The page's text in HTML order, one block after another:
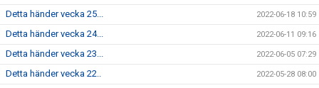
Detta händer vecka 25... 2022-06-18 10:59
Detta händer vecka 24... 2022-06-11 09:16
Detta händer vecka 23... 2022-06-05 07:29
Detta händer vecka 22.. 2022-05-28 08:00